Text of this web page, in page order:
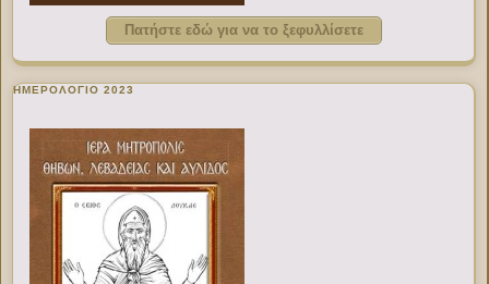
Πατήστε εδώ για να το ξεφυλλίσετε
ΗΜΕΡΟΛΟΓΙΟ 2023